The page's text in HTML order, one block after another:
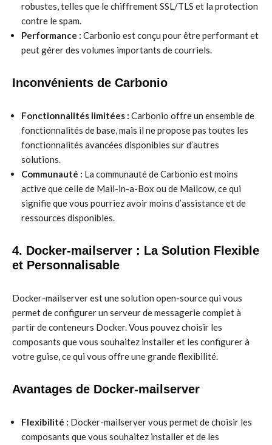
robustes, telles que le chiffrement SSL/TLS et la protection
contre le spam.
Performance : Carbonio est conçu pour être performant et
peut gérer des volumes importants de courriels.
Inconvénients de Carbonio
Fonctionnalités limitées : Carbonio offre un ensemble de
fonctionnalités de base, mais il ne propose pas toutes les
fonctionnalités avancées disponibles sur d’autres
solutions.
Communauté : La communauté de Carbonio est moins
active que celle de Mail-in-a-Box ou de Mailcow, ce qui
signifie que vous pourriez avoir moins d’assistance et de
ressources disponibles.
4. Docker-mailserver : La Solution Flexible
et Personnalisable
Docker-mailserver est une solution open-source qui vous
permet de configurer un serveur de messagerie complet à
partir de conteneurs Docker. Vous pouvez choisir les
composants que vous souhaitez installer et les configurer à
votre guise, ce qui vous offre une grande flexibilité.
Avantages de Docker-mailserver
Flexibilité : Docker-mailserver vous permet de choisir les
composants que vous souhaitez installer et de les